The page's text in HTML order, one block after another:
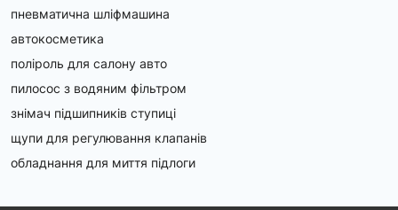
пневматична шліфмашина
автокосметика
поліроль для салону авто
пилосос з водяним фільтром
знімач підшипників ступиці
щупи для регулювання клапанів
обладнання для миття підлоги